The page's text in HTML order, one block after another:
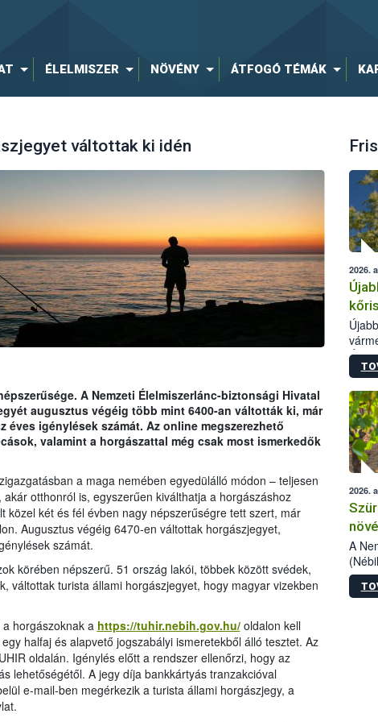
ÉLELMISZER NÖVÉNY ÁTFOGÓ TÉMÁK
váltottak ki idén
A Nemzeti Élelmiszerlánc-biztonsági Hivatal
augusztus végéig több mint 6400-an váltották ki, már
éves igénylések számát. Az online megszerezhető
valamint a horgászattal még csak most ismerkedők
a maga nemében egyedülálló módon – teljesen
otthonról is, egyszerűen kiválthatja a horgászáshoz
közel két és fél évben nagy népszerűségre tett szert, már
Augusztus végéig 6470-en váltottak horgászjegyet,
számát.
körében népszerű. 51 ország lakói, többek között svédek,
váltottak turista állami horgászjegyet, hogy magyar vizekben
horgászoknak a https://tuhir.nebih.gov.hu/oldalon kell
halfaj és alapvető jogszabályi ismeretekből álló tesztet. Az
oldalán. Igénylés előtt a rendszer ellenőrzi, hogy az
lehetőségétől. A jegy díja bankkártyás tranzakcióval
e-mail-ben megérkezik a turista állami horgászjegy, a
2026.
2026.
A